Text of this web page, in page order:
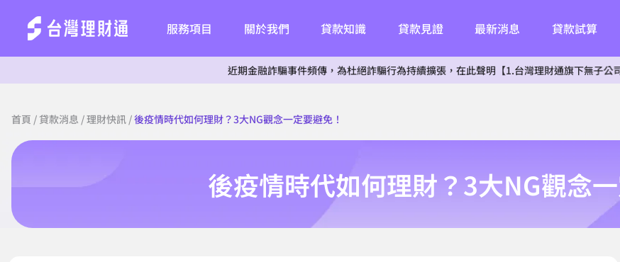
服務項目 關於我們 貸款知識 貸款見證 最新消息 貸款試算
近期金融詐騙事件頻傳，為杜絕詐騙行為持續擴張，在此聲明【1.台灣理財通旗下無子公司。2.無投
首頁 / 貸款消息 /理財快訊 /後疫情時代如何理財？3大NG觀念一定要避免！
後疫情時代如何理財？3大NG觀念一